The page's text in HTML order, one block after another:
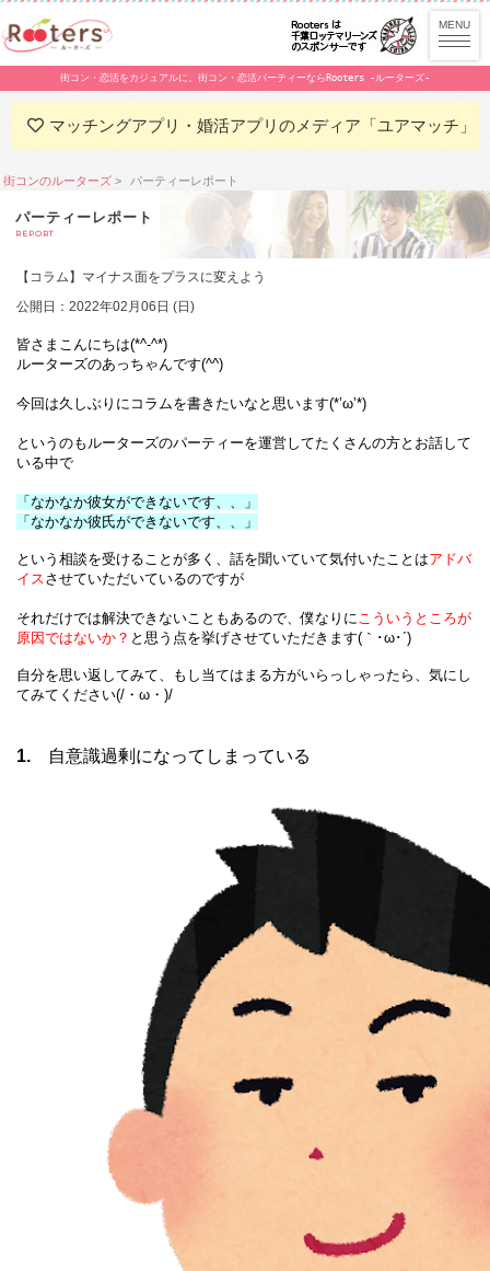
街コン・恋活をカジュアルに。街コン・恋活パーティーならRooters -ルーターズ-
マッチングアプリ・婚活アプリのメディア「ユアマッチ」
街コンのルーターズ パーティーレポート
パーティーレポート
REPORT
【コラム】マイナス面をプラスに変えよう
公開日：2022年02月06日 (日)
皆さまこんにちは(*^-^*)
ルーターズのあっちゃんです(^^)
今回は久しぶりにコラムを書きたいなと思います(*’ω’*)
というのもルーターズのパーティーを運営してたくさんの方とお話して
いる中で
「なかなか彼女ができないです、、」
「なかなか彼氏ができないです、、」
という相談を受けることが多く、話を聞いていて気付いたことはアドバ
イスさせていただいているのですが
それだけでは解決できないこともあるので、僕なりにこういうところが
原因ではないか？ と思う点を挙げさせていただきます(｀･ω･´)
自分を思い返してみて、もし当てはまる方がいらっしゃったら、気にし
てみてください(/・ω・)/
1. 自意識過剰になってしまっている